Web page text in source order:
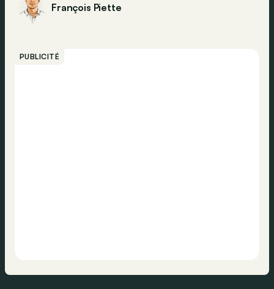
François Piette
PUBLICITÉ